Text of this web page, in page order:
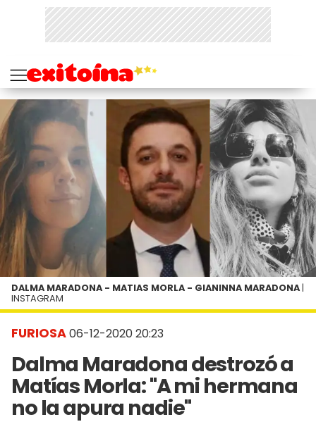
FURIOSA06-12-2020 20:23
Dalma Maradona destrozó a
Matías Morla: "A mi hermana
no la apura nadie"
DALMA MARADONA - MATIAS MORLA - GIANINNA MARADONA |
INSTAGRAM